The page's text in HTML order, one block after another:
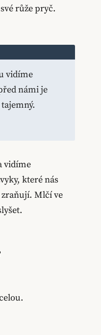
růže pryč.
vidíme
námi je
vidíme
které nás
zraňují. Mlčí ve